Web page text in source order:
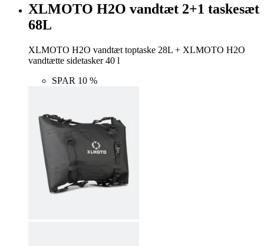
XLMOTO H2O vandtæt 2+1 taskesæt
68L
XLMOTO H2O vandtæt toptaske 28L + XLMOTO H2O
vandtætte sidetasker 40 l
SPAR 10 %